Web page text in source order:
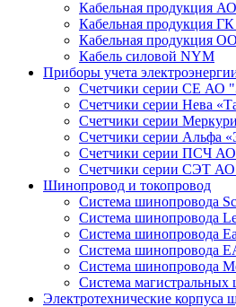
Кабельная продукция
Кабельная продукция ГК
Кабельная продукция
Кабель силовой NYM
Приборы учета
Счетчики серии СЕ АО
Счетчики серии Нева
Счетчики серии
Счетчики серии Альфа
Счетчики серии ПСЧ
Счетчики серии СЭТ
Шинопровод и токопровод
Система шинопровода
Система шинопровода
Система шинопровода
Система шинопровода
Система шинопровода
Система
Электротехнические корпуса